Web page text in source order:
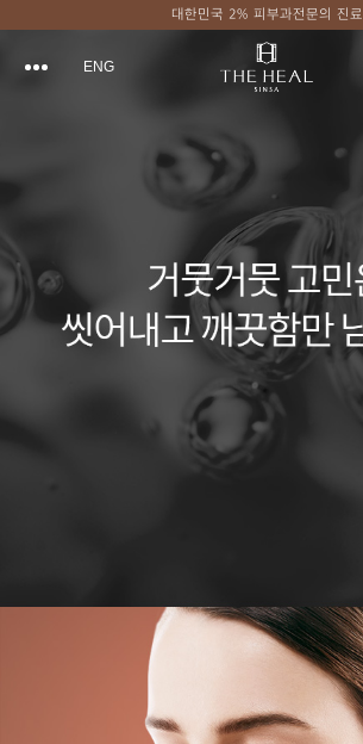
대한민국 2% 피부과전문의 진료
ENG